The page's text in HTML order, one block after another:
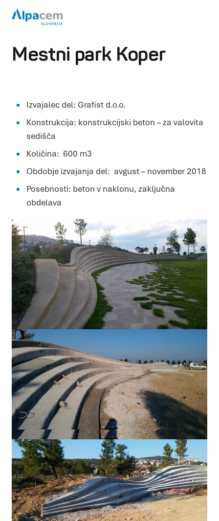
Mestni park Koper
Izvajalec del: Grafist d.o.o.
Konstrukcija: konstrukcijski beton – za valovita
sedišča
Količina: 600 m3
Obdobje izvajanja del: avgust – november 2018
Posebnosti: beton v naklonu, zaključna
obdelava
Piškotki
Piškotke uporabljamo za prilagoditev vsebin in oglasov, za
zagotavljanje funkcij družbenih medijev in za analize našega
prometa. Poleg tega delimo informacije o vaši uporabi našega
mesta z našimi partnerji s področja družbenih medijev,
oglaševanja in analitike, ki jih morda kombinirajo z drugimi
informacijami, ki ste jim jih posredovali ali pa so jih zbrali skozi
vašo uporabo njihovih storitev.
Več o piškotkih
Zahtevani
Zahtevani piškotki naredijo spletno stran uporabno, saj
omogočajo osnovne funkcije, kot so navigacija po strani in
dostop do varnih območij spletne strani. Spletna stran
brez teh piškotkov ne deluje pravilno.
Statistika
Piškotki za statistiko pomagajo lastnikom spletnih strani
razumeti, kako obiskovalci uporabljajo spletno stran
tako, da anonimno zbirajo in javljajo informacije.